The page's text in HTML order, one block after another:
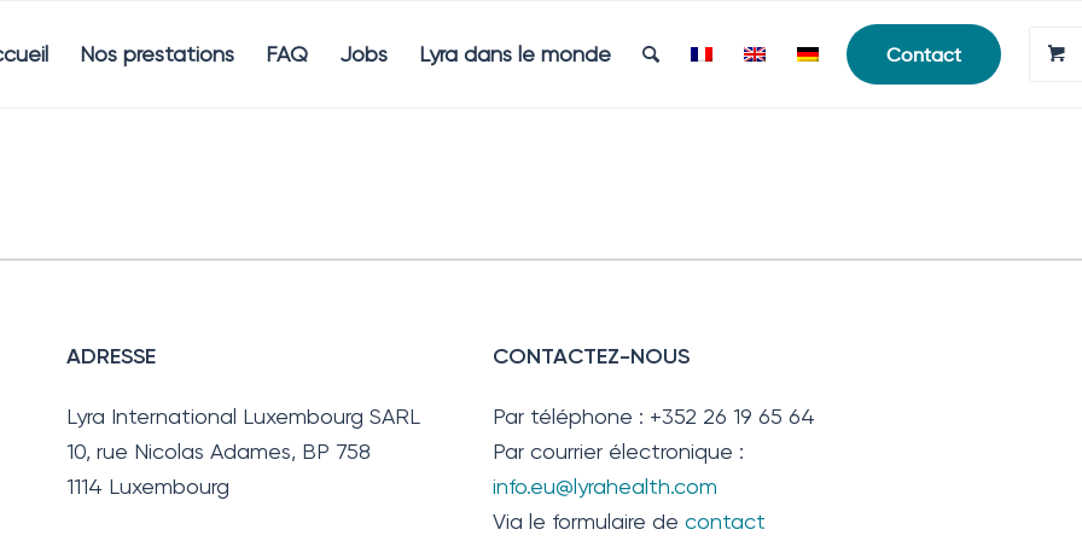
Nos prestations FAQ Jobs Lyra dans le monde Contact
ADRESSE
Lyra International Luxembourg SARL
10, rue Nicolas Adames, BP 758
1114 Luxembourg
CONTACTEZ-NOUS
Par téléphone : +352 26 19 65 64
Par courrier électronique :
info.eu@lyrahealth.com
Via le formulaire decontact